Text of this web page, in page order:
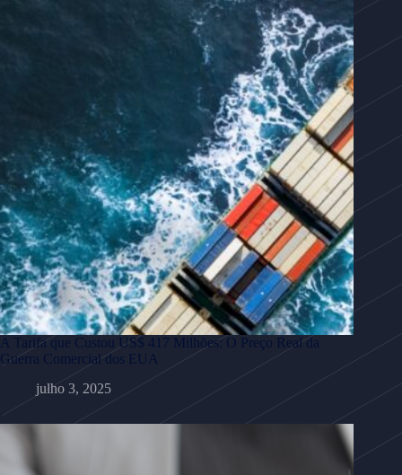
A Tarifa que Custou US$ 417 Milhões: O Preço Real da
Guerra Comercial dos EUA
julho 3, 2025